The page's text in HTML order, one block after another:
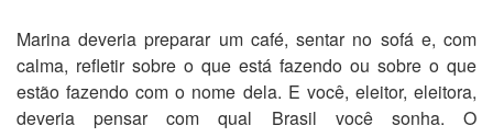
Marina deveria preparar um café, sentar no sofá e, com
calma, refletir sobre o que está fazendo ou sobre o que
estão fazendo com o nome dela. E você, eleitor, eleitora,
deveria pensar com qual Brasil você sonha. O